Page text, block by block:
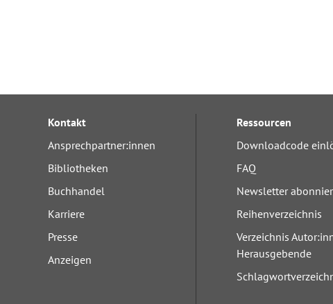
Kontakt
Ansprechpartner:innen
Bibliotheken
Buchhandel
Karriere
Presse
Anzeigen
Ressourcen
Downloadcode
FAQ
Newsletter
Reihenverzeichnis
Verzeichnis
Herausgebende